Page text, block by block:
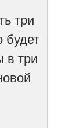
три
будет
в три